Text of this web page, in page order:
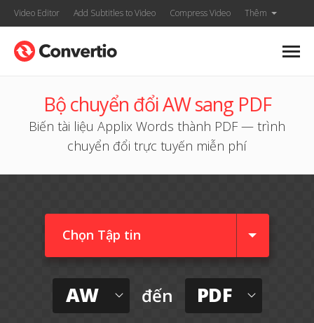
Video Editor Add Subtitles to Video Compress Video Thêm
Bộ chuyển đổi AW sang PDF
Biến tài liệu Applix Words thành PDF — trình
chuyển đổi trực tuyến miễn phí
Chọn Tập tin
AW đến PDF